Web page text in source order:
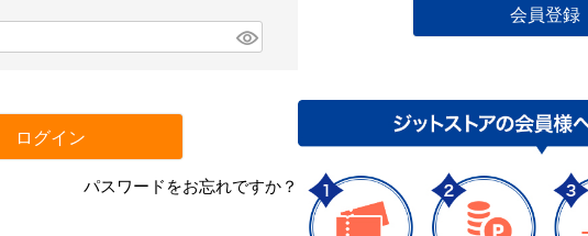
ログイン
パスワードをお忘れですか？
会員登録